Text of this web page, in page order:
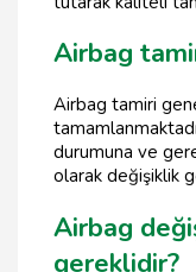
Airbag
Airbag tamiri
durumuna ve
olarak değişiklik
Airbag
gereklidir?